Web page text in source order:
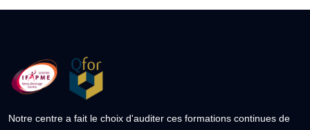
Notre centre a fait le choix d'auditer ces formations continues de